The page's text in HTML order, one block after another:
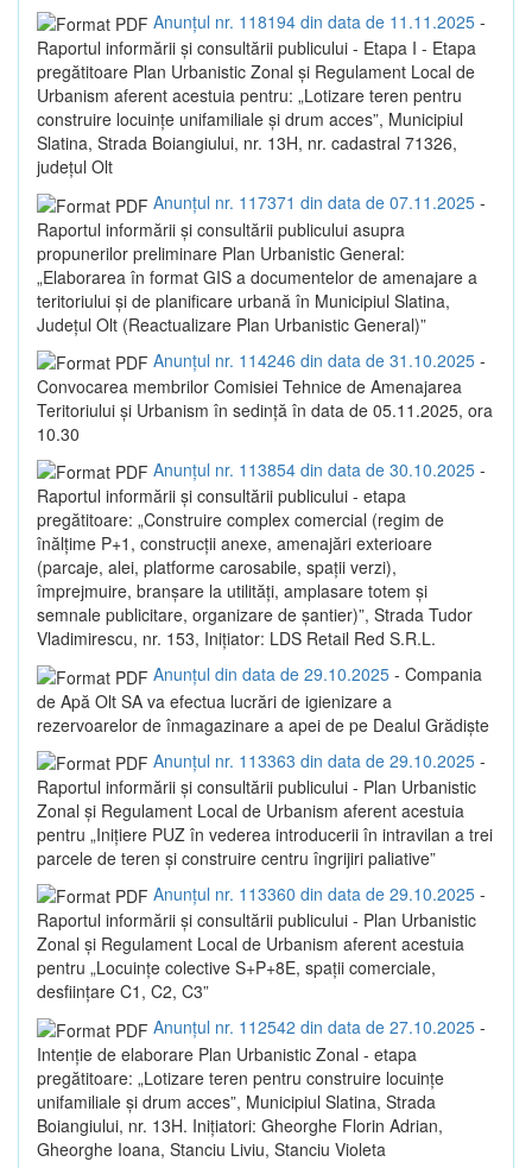
Anunțul nr. 118194 din data de 11.11.2025 -
Raportul informării și consultării publicului - Etapa I - Etapa
pregătitoare Plan Urbanistic Zonal și Regulament Local de
Urbanism aferent acestuia pentru: „Lotizare teren pentru
construire locuințe unifamiliale și drum acces”, Municipiul
Slatina, Strada Boiangiului, nr. 13H, nr. cadastral 71326,
județul Olt
Anunțul nr. 117371 din data de 07.11.2025 -
Raportul informării și consultării publicului asupra
propunerilor preliminare Plan Urbanistic General:
„Elaborarea în format GIS a documentelor de amenajare a
teritoriului și de planificare urbană în Municipiul Slatina,
Județul Olt (Reactualizare Plan Urbanistic General)”
Anunțul nr. 114246 din data de 31.10.2025 -
Convocarea membrilor Comisiei Tehnice de Amenajarea
Teritoriului și Urbanism în sedință în data de 05.11.2025, ora
10.30
Anunțul nr. 113854 din data de 30.10.2025 -
Raportul informării și consultării publicului - etapa
pregătitoare: „Construire complex comercial (regim de
înălțime P+1, construcții anexe, amenajări exterioare
(parcaje, alei, platforme carosabile, spații verzi),
împrejmuire, branșare la utilități, amplasare totem și
semnale publicitare, organizare de șantier)”, Strada Tudor
Vladimirescu, nr. 153, Inițiator: LDS Retail Red S.R.L.
Anunțul din data de 29.10.2025 - Compania
de Apă Olt SA va efectua lucrări de igienizare a
rezervoarelor de înmagazinare a apei de pe Dealul Grădiște
Anunțul nr. 113363 din data de 29.10.2025 -
Raportul informării și consultării publicului - Plan Urbanistic
Zonal și Regulament Local de Urbanism aferent acestuia
pentru „Inițiere PUZ în vederea introducerii în intravilan a trei
parcele de teren și construire centru îngrijiri paliative”
Anunțul nr. 113360 din data de 29.10.2025 -
Raportul informării și consultării publicului - Plan Urbanistic
Zonal și Regulament Local de Urbanism aferent acestuia
pentru „Locuințe colective S+P+8E, spații comerciale,
desființare C1, C2, C3”
Anunțul nr. 112542 din data de 27.10.2025 -
Intenție de elaborare Plan Urbanistic Zonal - etapa
pregătitoare: „Lotizare teren pentru construire locuințe
unifamiliale și drum acces”, Municipiul Slatina, Strada
Boiangiului, nr. 13H. Inițiatori: Gheorghe Florin Adrian,
Gheorghe Ioana, Stanciu Liviu, Stanciu Violeta